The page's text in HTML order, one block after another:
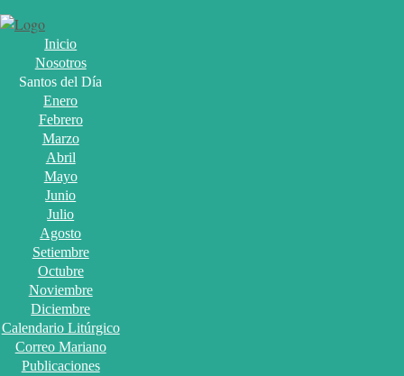
Inicio
Nosotros
Santos del Día
Enero
Febrero
Marzo
Abril
Mayo
Junio
Julio
Agosto
Setiembre
Octubre
Noviembre
Diciembre
Calendario Litúrgico
Correo Mariano
Publicaciones